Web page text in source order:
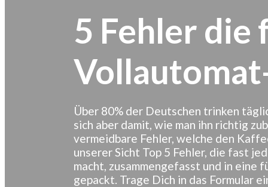
5 Fehler die
Über 80% der Deutschen trinken
sich aber damit, wie man ihn richtig
vermeidbare Fehler, welche den
unserer Sicht Top 5 Fehler, die fast
macht, zusammengefasst und in eine
gepackt. Trage Dich in das Formular